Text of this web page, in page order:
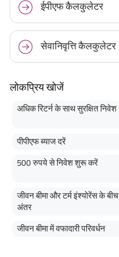
ईपीएफ कैलकुलेटर
सेवानिवृत्ति कैलकुलेटर
लोकप्रिय खोजें
अधिक रिटर्न के साथ सुरक्षित निवेश
पीपीएफ ब्याज दरें
500 रुपये से निवेश शुरू करें
जीवन बीमा और टर्म इंश्योरेंस के बीच
अंतर
जीवन बीमा में वफादारी परिवर्धन